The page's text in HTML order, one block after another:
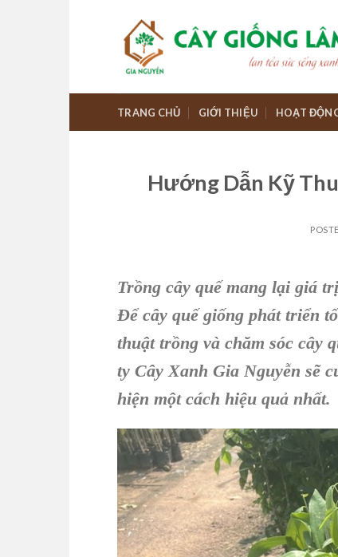
TRANG CHỦ GIỚI THIỆU HOẠT
Hướng Dẫn Kỹ
Trồng cây quế mang lại giá
Để cây quế giống phát triển
thuật trồng và chăm sóc cây
ty Cây Xanh Gia Nguyễn sẽ
hiện một cách hiệu quả nhất.